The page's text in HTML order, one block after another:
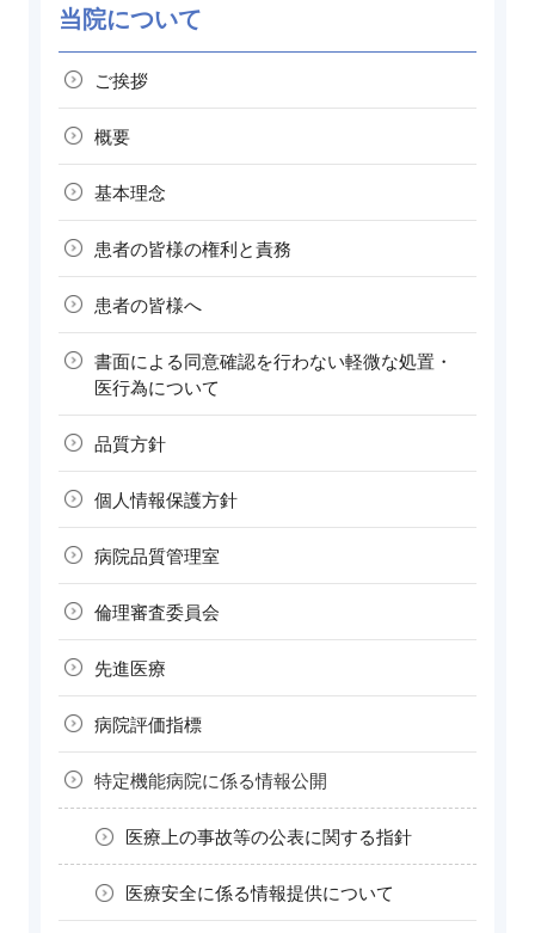
当院について
ご挨拶
概要
基本理念
患者の皆様の権利と責務
患者の皆様へ
書面による同意確認を行わない軽微な処置・
医行為について
品質方針
個人情報保護方針
病院品質管理室
倫理審査委員会
先進医療
病院評価指標
特定機能病院に係る情報公開
医療上の事故等の公表に関する指針
医療安全に係る情報提供について